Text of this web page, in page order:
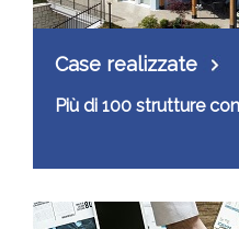
Case realizzate
Più di 100 strutture